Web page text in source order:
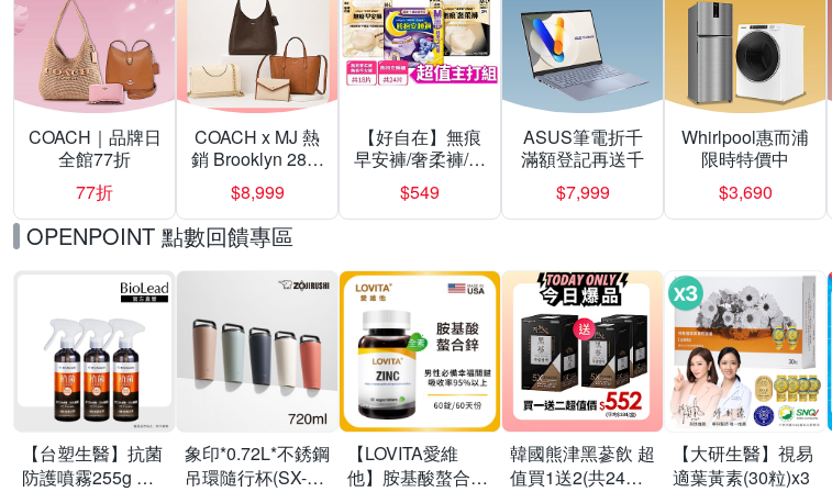
COACH｜品牌日
全館77折
77折
COACH x MJ 熱
銷 Brooklyn 28／
兩用／斜背包均
一價-多款可選
$8,999
【好自在】無痕
早安褲/奢柔褲/熊
抱安睡褲 超值組
任選一組 -生理
褲/衛生棉褲(無痕
24片)
$549
ASUS筆電折千
滿額登記再送千
$7,999
Whirlpool惠而浦
限時特價中
$3,690
OPENPOINT 點數回饋專區
【台塑生醫】抗菌
防護噴霧255g 三
象印*0.72L*不銹鋼
吊環隨行杯(SX-
【LOVITA愛維
他】胺基酸螯合鋅
韓國熊津黑蔘飲 超
值買1送2(共24入
【大研生醫】視易
適葉黃素(30粒)x3